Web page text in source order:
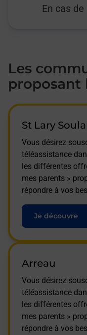
En cas
Les
proposant
St Lary
Vous désirez
téléassistance
les différentes
mes parents »
répondre à vos
Je découvre
Arreau
Vous désirez
téléassistance
les différentes
mes parents »
répondre à vos